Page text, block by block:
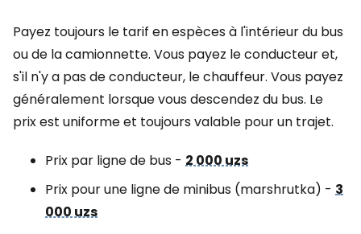
Payez toujours le tarif en espèces à l'intérieur du bus
ou de la camionnette. Vous payez le conducteur et,
s'il n'y a pas de conducteur, le chauffeur. Vous payez
généralement lorsque vous descendez du bus. Le
prix est uniforme et toujours valable pour un trajet.
Prix par ligne de bus - 2 000 uzs
Prix pour une ligne de minibus (marshrutka) - 3
000 uzs